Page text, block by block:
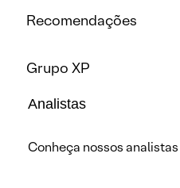
Recomendações
Grupo XP
Analistas
Conheça nossos analistas